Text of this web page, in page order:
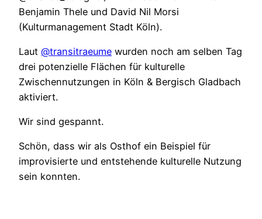
Benjamin Thele und David Nil Morsi
(Kulturmanagement Stadt Köln).
Laut @transitraeume wurden noch am selben Tag
drei potenzielle Flächen für kulturelle
Zwischennutzungen in Köln & Bergisch Gladbach
aktiviert.
Wir sind gespannt.
Schön, dass wir als Osthof ein Beispiel für
improvisierte und entstehende kulturelle Nutzung
sein konnten.